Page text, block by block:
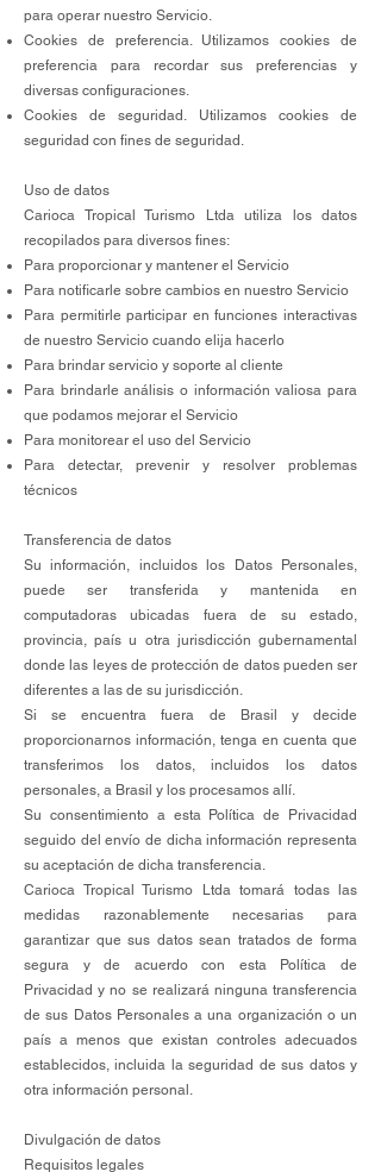
para operar nuestro Servicio.
Cookies de preferencia. Utilizamos cookies de
preferencia para recordar sus preferencias y
diversas configuraciones.
Cookies de seguridad. Utilizamos cookies de
seguridad con fines de seguridad.
Uso de datos
Carioca Tropical Turismo Ltda utiliza los datos
recopilados para diversos fines:
Para proporcionar y mantener el Servicio
Para notificarle sobre cambios en nuestro Servicio
Para permitirle participar en funciones interactivas
de nuestro Servicio cuando elija hacerlo
Para brindar servicio y soporte al cliente
Para brindarle análisis o información valiosa para
que podamos mejorar el Servicio
Para monitorear el uso del Servicio
Para detectar, prevenir y resolver problemas
técnicos
Transferencia de datos
Su información, incluidos los Datos Personales,
puede ser transferida y mantenida en
computadoras ubicadas fuera de su estado,
provincia, país u otra jurisdicción gubernamental
donde las leyes de protección de datos pueden ser
diferentes a las de su jurisdicción.
Si se encuentra fuera de Brasil y decide
proporcionarnos información, tenga en cuenta que
transferimos los datos, incluidos los datos
personales, a Brasil y los procesamos allí.
Su consentimiento a esta Política de Privacidad
seguido del envío de dicha información representa
su aceptación de dicha transferencia.
Carioca Tropical Turismo Ltda tomará todas las
medidas razonablemente necesarias para
garantizar que sus datos sean tratados de forma
segura y de acuerdo con esta Política de
Privacidad y no se realizará ninguna transferencia
de sus Datos Personales a una organización o un
país a menos que existan controles adecuados
establecidos, incluida la seguridad de sus datos y
otra información personal.
Divulgación de datos
Requisitos legales